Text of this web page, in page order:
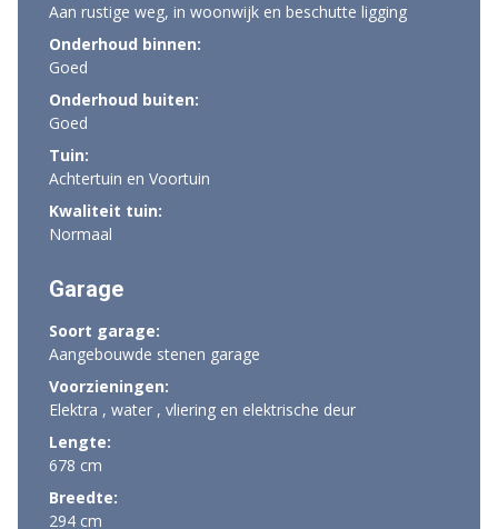
Aan rustige weg, in woonwijk en beschutte ligging
Onderhoud binnen:
Goed
Onderhoud buiten:
Goed
Tuin:
Achtertuin en Voortuin
Kwaliteit tuin:
Normaal
Garage
Soort garage:
Aangebouwde stenen garage
Voorzieningen:
Elektra , water , vliering en elektrische deur
Lengte:
678 cm
Breedte:
294 cm